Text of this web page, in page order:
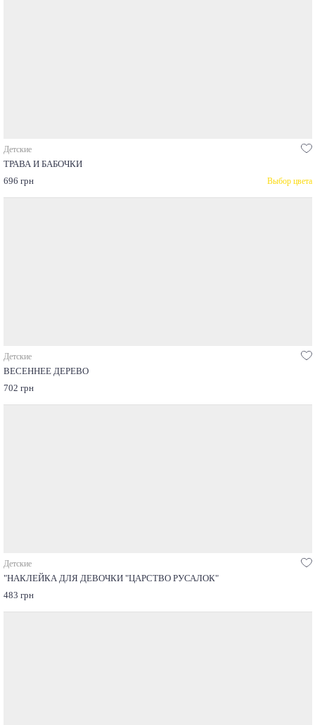
Детские
ТРАВА И БАБОЧКИ
696 грн
Выбор цвета
Детские
ВЕСЕННЕЕ ДЕРЕВО
702 грн
Детские
"НАКЛЕЙКА ДЛЯ ДЕВОЧКИ "ЦАРСТВО РУСАЛОК"
483 грн